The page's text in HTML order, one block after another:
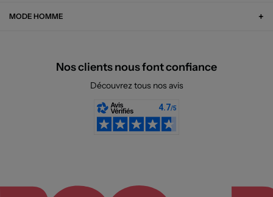
MODE HOMME
Nos clients nous font confiance
Découvrez tous nos avis